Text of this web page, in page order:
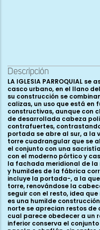
Descripción
LA IGLESIA PARROQUIAL
casco urbano, en el llano
su construcción se
calizas, un uso que está en
constructivas, aunque con
de desarrollada cabeza
contrafuertes,
portada se abre al sur, a la
torre cuadrangular que se
el conjunto con una
con el moderno pórtico y
la fachada meridional de la
y humildes de la fábrica
incluye la portada-, a la
torre, renovándose la
seguir con el resto, idea
es una humilde
norte se aprecian restos
cual parece obedecer a un
inferior conserva el